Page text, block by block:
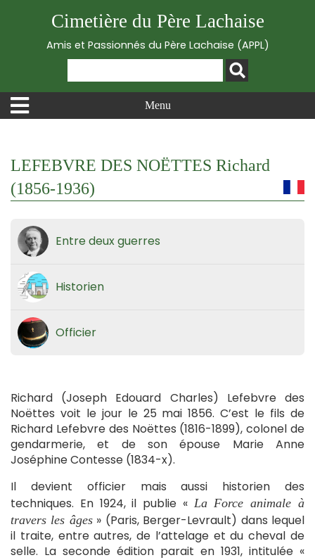
Cimetière du Père Lachaise
Amis et Passionnés du Père Lachaise (APPL)
Menu
LEFEBVRE DES NOËTTES Richard
(1856-1936)
Entre deux guerres
Historien
Officier
Richard (Joseph Edouard Charles) Lefebvre des
Noëttes voit le jour le 25 mai 1856. C’est le fils de
Richard Lefebvre des Noëttes (1816-1899), colonel de
gendarmerie, et de son épouse Marie Anne
Joséphine Contesse (1834-x).
Il devient officier mais aussi historien des
techniques. En 1924, il publie « La Force animale à
travers les âges» (Paris, Berger-Levrault) dans lequel
il traite, entre autres, de l’attelage et du cheval de
selle. La seconde édition parait en 1931, intitulée «